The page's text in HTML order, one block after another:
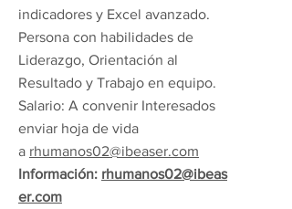
indicadores y Excel avanzado.
Persona con habilidades de
Liderazgo, Orientación al
Resultado y Trabajo en equipo.
Salario: A convenir Interesados
enviar hoja de vida
a rhumanos02@ibeaser.com
Información: rhumanos02@ibeas
er.com